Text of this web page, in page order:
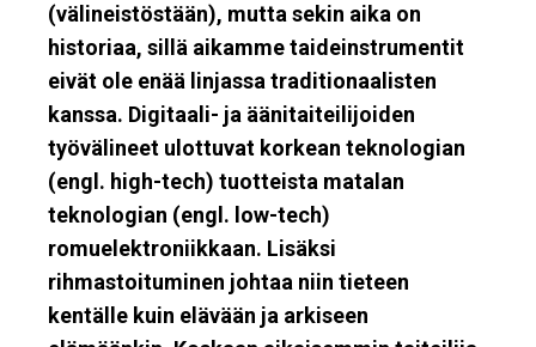
(välineistöstään), mutta sekin aika on
historiaa, sillä aikamme taideinstrumentit
eivät ole enää linjassa traditionaalisten
kanssa. Digitaali- ja äänitaiteilijoiden
työvälineet ulottuvat korkean teknologian
(engl. high-tech) tuotteista matalan
teknologian (engl. low-tech)
romuelektroniikkaan. Lisäksi
rihmastoituminen johtaa niin tieteen
kentälle kuin elävään ja arkiseen